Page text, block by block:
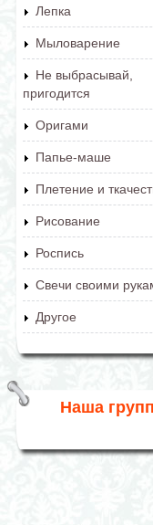
Лепка
Мыловарение
Не выбрасывай,
пригодится
Оригами
Папье-маше
Плетение и
Рисование
Роспись
Свечи своими
Другое
Наша